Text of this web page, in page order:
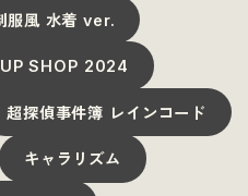
服風 水着 ver.
SHOP 2024
超探偵事件簿 レインコード
キャラリズム